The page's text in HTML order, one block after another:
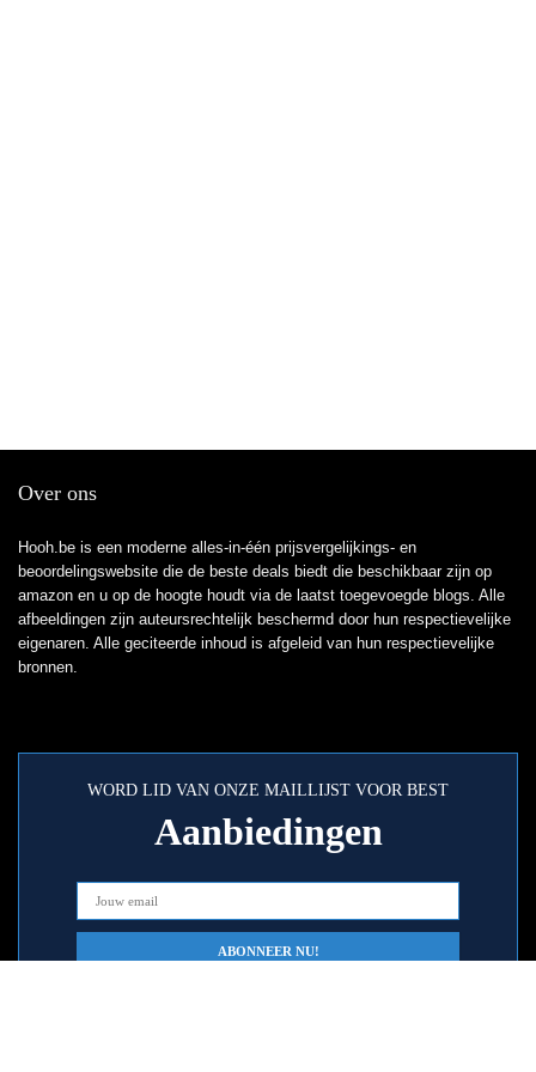
Over ons
Hooh.be is een moderne alles-in-één prijsvergelijkings- en
beoordelingswebsite die de beste deals biedt die beschikbaar zijn op
amazon en u op de hoogte houdt via de laatst toegevoegde blogs. Alle
afbeeldingen zijn auteursrechtelijk beschermd door hun respectievelijke
eigenaren. Alle geciteerde inhoud is afgeleid van hun respectievelijke
bronnen.
WORD LID VAN ONZE MAILLIJST VOOR BEST
Aanbiedingen